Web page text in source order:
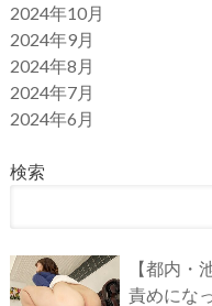
2024年10月
2024年9月
2024年8月
2024年7月
2024年6月
検索
【都内・
責めにな